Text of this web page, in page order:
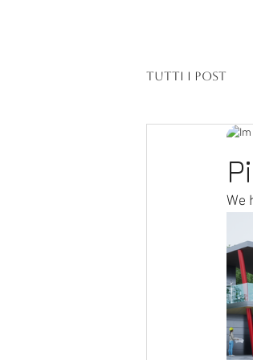
Tutti i post
We